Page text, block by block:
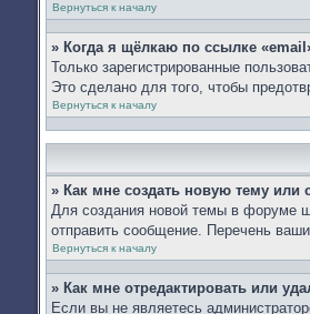
Вернуться к началу
» Когда я щёлкаю по ссылке
Только зарегистрированные
Это сделано для того, чтобы
Вернуться к началу
» Как мне создать новую тему или
Для создания новой темы в форуме
отправить сообщение. Перечень
Вернуться к началу
» Как мне отредактировать или
Если вы не являетесь